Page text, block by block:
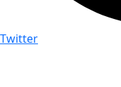
Twitter